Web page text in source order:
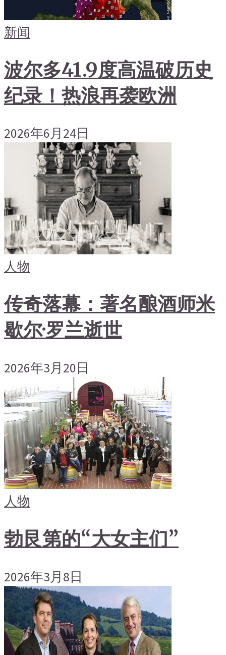
新闻
波尔多41.9度高温破历史
纪录！热浪再袭欧洲
2026年6月24日
人物
传奇落幕：著名酿酒师米
歇尔·罗兰逝世
2026年3月20日
人物
勃艮第的“大女主们”
2026年3月8日